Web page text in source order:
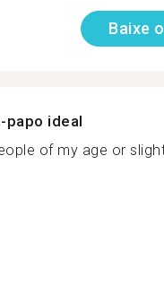
Baixe
papo ideal
of my age or